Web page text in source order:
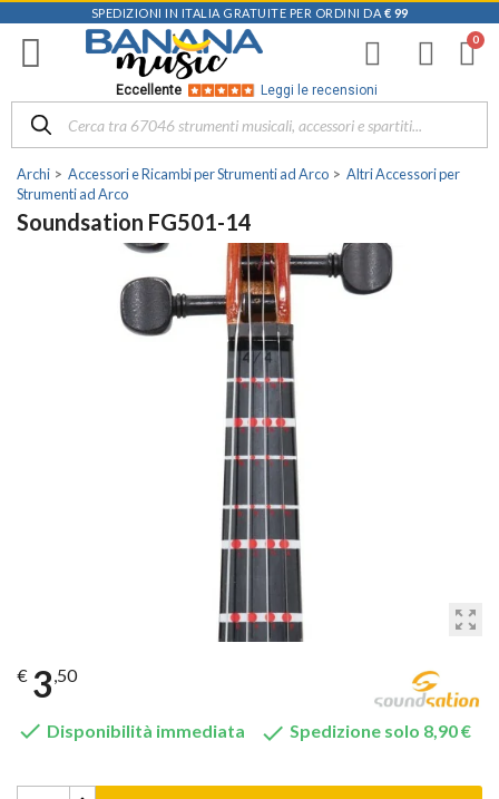
SPEDIZIONI IN ITALIA GRATUITE PER ORDINI DA € 99
Eccellente Leggi le recensioni
Archi Accessori e Ricambi per Strumenti ad Arco
Altri Accessori per
Strumenti ad Arco
Soundsation FG501-14
zoom_out_map
€ 3,50
 Disponibilità immediata  Spedizione solo 8,90 €